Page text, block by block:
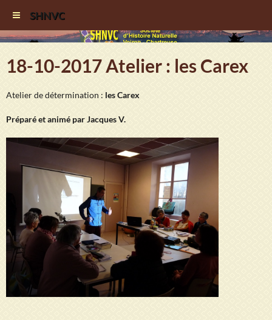
SHNVC
18-10-2017 Atelier : les Carex
Atelier de détermination :les Carex
Préparé et animé par Jacques V.